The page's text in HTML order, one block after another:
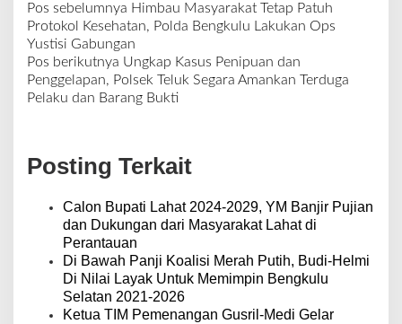
N
a
v
i
g
i
p
Pos sebelumnya Himbau Masyarakat Tetap Patuh
Protokol Kesehatan, Polda Bengkulu Lakukan Ops
Yustisi Gabungan
Pos berikutnya Ungkap Kasus Penipuan dan
Penggelapan, Polsek Teluk Segara Amankan Terduga
Pelaku dan Barang Bukti
Posting Terkait
Calon Bupati Lahat 2024-2029, YM Banjir Pujian
dan Dukungan dari Masyarakat Lahat di
Perantauan
Di Bawah Panji Koalisi Merah Putih, Budi-Helmi
Di Nilai Layak Untuk Memimpin Bengkulu
Selatan 2021-2026
Ketua TIM Pemenangan Gusril-Medi Gelar